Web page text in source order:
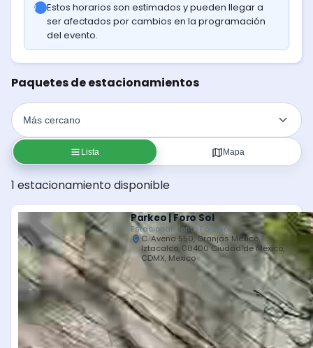
Estos horarios son estimados y pueden llegar a
ser afectados por cambios en la programación
del evento.
Paquetes de estacionamientos
Lista Mapa
1 estacionamiento disponible
Parkeo | Foro Sol
Estacionamiento Foro Sol
C. Avena 550, Granjas México,
Iztacalco, 08400 Ciudad de México,
CDMX, Mexico